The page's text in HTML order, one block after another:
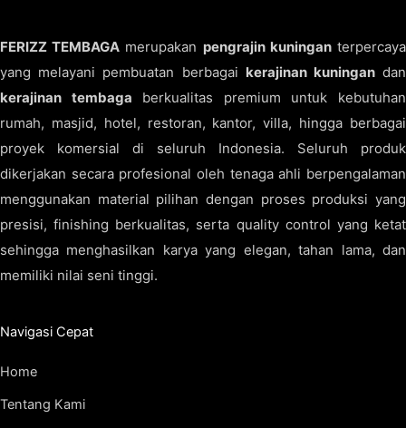
FERIZZ TEMBAGA merupakan pengrajin kuninganterpercaya
yang melayani pembuatan berbagai kerajinan kuningandan
kerajinan tembaga berkualitas premium untuk kebutuhan
rumah, masjid, hotel, restoran, kantor, villa, hingga berbagai
proyek komersial di seluruh Indonesia. Seluruh produk
dikerjakan secara profesional oleh tenaga ahli berpengalaman
menggunakan material pilihan dengan proses produksi yang
presisi, finishing berkualitas, serta quality control yang ketat
sehingga menghasilkan karya yang elegan, tahan lama, dan
memiliki nilai seni tinggi.
Navigasi Cepat
Home
Tentang Kami